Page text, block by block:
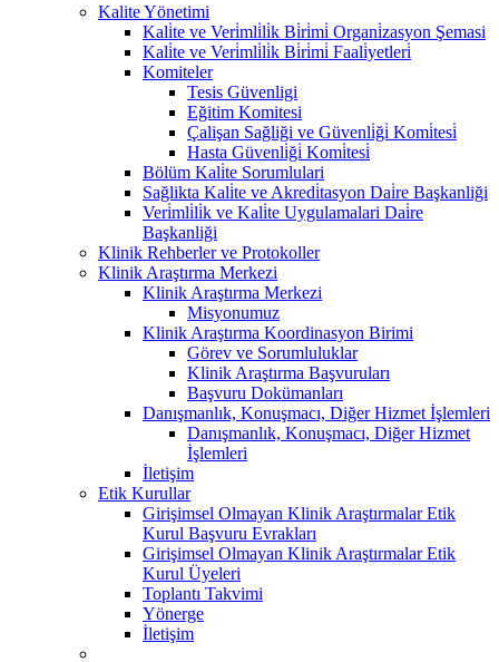
Kalite Yönetimi
Kali̇te ve Veri̇mli̇li̇k Bi̇ri̇mi̇ Organi̇zasyon Şemasi
Kali̇te ve Veri̇mli̇li̇k Bi̇ri̇mi̇ Faali̇yetleri̇
Komiteler
Tesis Güvenligi
Eğitim Komitesi
Çalişan Sağliği ve Güvenli̇ği̇ Komi̇tesi̇
Hasta Güvenli̇ği̇ Komi̇tesi̇
Bölüm Kali̇te Sorumlulari
Sağlikta Kali̇te ve Akredi̇tasyon Dai̇re Başkanliği
Veri̇mli̇li̇k ve Kali̇te Uygulamalari Dai̇re
Başkanliği
Klinik Rehberler ve Protokoller
Klinik Araştırma Merkezi
Klinik Araştırma Merkezi
Misyonumuz
Klinik Araştırma Koordinasyon Birimi
Görev ve Sorumluluklar
Klinik Araştırma Başvuruları
Başvuru Dokümanları
Danışmanlık, Konuşmacı, Diğer Hizmet İşlemleri
Danışmanlık, Konuşmacı, Diğer Hizmet
İşlemleri
İletişim
Etik Kurullar
Girişimsel Olmayan Klinik Araştırmalar Etik
Kurul Başvuru Evrakları
Girişimsel Olmayan Klinik Araştırmalar Etik
Kurul Üyeleri
Toplantı Takvimi
Yönerge
İletişim